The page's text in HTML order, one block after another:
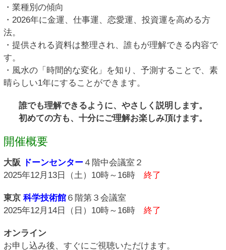
・業種別の傾向
・2026年に金運、仕事運、恋愛運、投資運を高める方
法。
・提供される資料は整理され、誰もが理解できる内容で
す。
・風水の「時間的な変化」を知り、予測することで、素
晴らしい1年にすることができます。
誰でも理解できるように、やさしく説明します。
初めての方も、十分にご理解お楽しみ頂けます。
開催概要
大阪 ドーンセンター４階中会議室２
2025年12月13日（土）10時～16時 終了
東京 科学技術館６階第３会議室
2025年12月14日（日）10時～16時 終了
オンライン
お申し込み後、すぐにご視聴いただけます。